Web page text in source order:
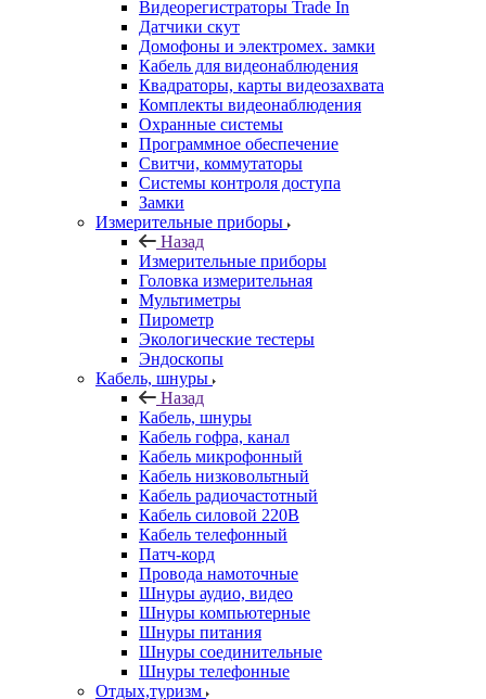
Видеорегистраторы Trade In
Датчики скут
Домофоны и электромех. замки
Кабель для видеонаблюдения
Квадраторы, карты видеозахвата
Комплекты видеонаблюдения
Охранные системы
Программное обеспечение
Свитчи, коммутаторы
Системы контроля доступа
Замки
Измерительные приборы
Назад
Измерительные приборы
Головка измерительная
Мультиметры
Пирометр
Экологические тестеры
Эндоскопы
Кабель, шнуры
Назад
Кабель, шнуры
Кабель гофра, канал
Кабель микрофонный
Кабель низковольтный
Кабель радиочастотный
Кабель силовой 220В
Кабель телефонный
Патч-корд
Провода намоточные
Шнуры аудио, видео
Шнуры компьютерные
Шнуры питания
Шнуры соединительные
Шнуры телефонные
Отдых,туризм